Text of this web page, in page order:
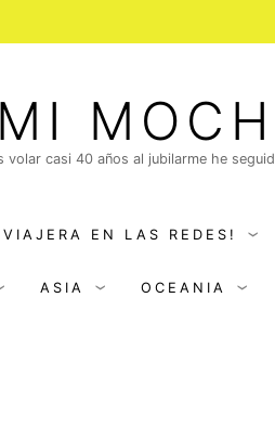
MI
volar casi 40 años al jubilarme he
EN LAS REDES!
ASIA OCEANIA